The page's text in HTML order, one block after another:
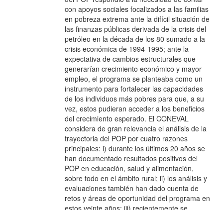
con apoyos sociales focalizados a las familias
en pobreza extrema ante la difícil situación de
las finanzas públicas derivada de la crisis del
petróleo en la década de los 80 sumado a la
crisis económica de 1994-1995; ante la
expectativa de cambios estructurales que
generarían crecimiento económico y mayor
empleo, el programa se planteaba como un
instrumento para fortalecer las capacidades
de los individuos más pobres para que, a su
vez, estos pudieran acceder a los beneficios
del crecimiento esperado. El CONEVAL
considera de gran relevancia el análisis de la
trayectoria del POP por cuatro razones
principales: i) durante los últimos 20 años se
han documentado resultados positivos del
POP en educación, salud y alimentación,
sobre todo en el ámbito rural; ii) los análisis y
evaluaciones también han dado cuenta de
retos y áreas de oportunidad del programa en
estos veinte años; iii) recientemente se